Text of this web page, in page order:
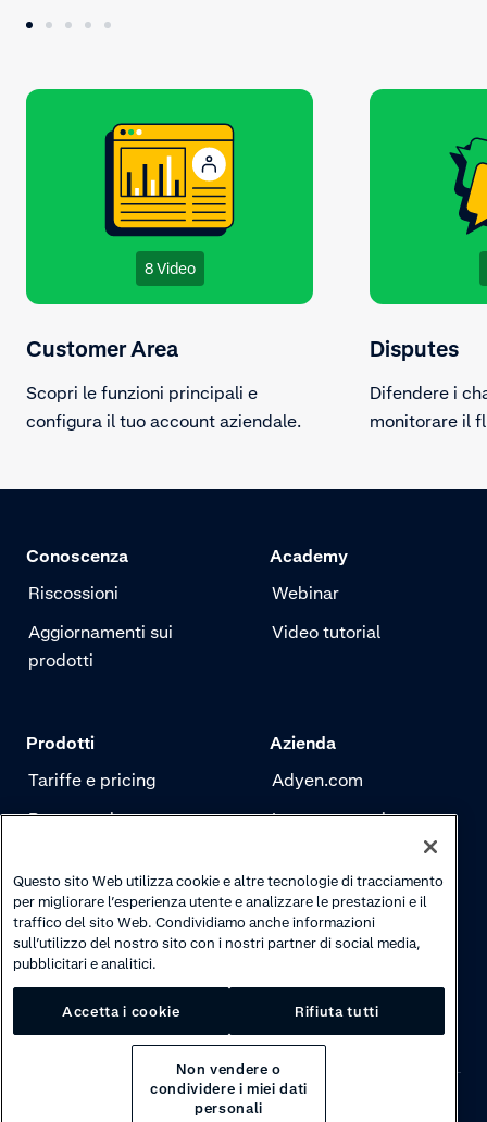
8 Video
Customer Area
Scopri le funzioni principali e
configura il tuo account aziendale.
Disputes
Difendere i
monitorare il
Conoscenza
Riscossioni
Aggiornamenti sui
prodotti
Academy
Webinar
Video tutorial
Prodotti
Tariffe e pricing
Pagamenti
Autenticazione
Azienda
Adyen.com
La nostra storia
Carriere
Disclaimer ·© 2026 Adyen
Questo sito Web utilizza cookie e altre tecnologie di tracciamento
per migliorare l’esperienza utente e analizzare le prestazioni e il
traffico del sito Web. Condividiamo anche informazioni
sull’utilizzo del nostro sito con i nostri partner di social media,
pubblicitari e analitici.
Accetta i cookie Rifiuta tutti
Non vendere o
condividere i miei dati
personali